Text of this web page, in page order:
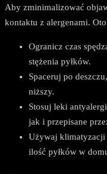
Aby zminimalizować
kontaktu z alergenami.
Ogranicz czas
stężenia pyłków.
Spaceruj po
niższy.
Stosuj leki
jak i przepisane
Używaj klimatyzacji
ilość pyłków w